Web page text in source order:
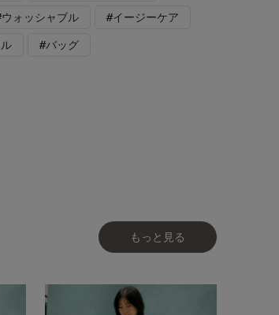
ォッシャブル #イージーケア
#バッグ
もっと見る